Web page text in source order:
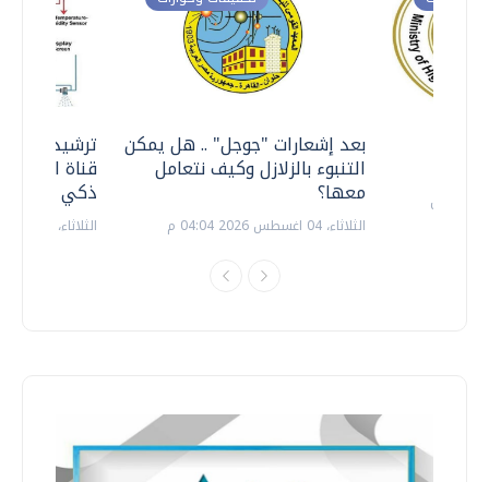
ترشيدا
قناة
ذكي
الثلاثاء، 14 يوليو 2026 06:11 م
بعد إشعارات "جوجل" .. هل يمكن
التنبوء بالزلازل وكيف نتعامل
معها؟
الثلاثاء، 04 اغسطس 2026 04:04 م